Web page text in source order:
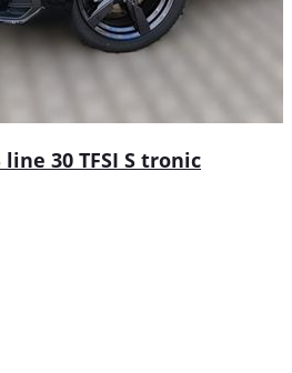
30 TFSI S tronic